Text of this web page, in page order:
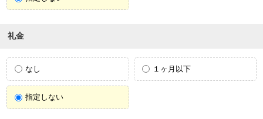
礼金
なし １ヶ月以下
指定しない